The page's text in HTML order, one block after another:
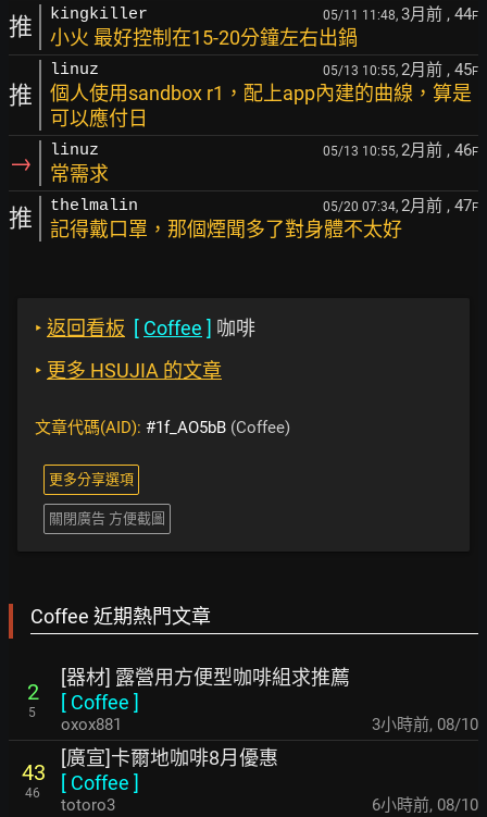
推 kingkiller 05/11 11:48, 3月前 , 44F
小火 最好控制在15-20分鐘左右出鍋
推
linuz 05/13 10:55, 2月前 , 45F
個人使用sandbox r1，配上app內建的曲線，算是
可以應付日
→ linuz 05/13 10:55, 2月前 , 46F
常需求
推 thelmalin 05/20 07:34, 2月前 , 47F
記得戴口罩，那個煙聞多了對身體不太好
‣ 返回看板 [ Coffee ] 咖啡
‣ 更多 HSUJIA 的文章
文章代碼(AID): #1f_AO5bB (Coffee)
更多分享選項
關閉廣告 方便截圖
Coffee 近期熱門文章
2
5
[器材] 露營用方便型咖啡組求推薦
[ Coffee ]
oxox881 3小時前, 08/10
43
46
[廣宣]卡爾地咖啡8月優惠
[ Coffee ]
totoro3 6小時前, 08/10